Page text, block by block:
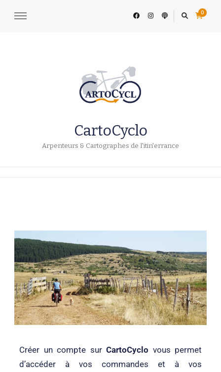
0
CartoCyclo
Arpenteurs & Cartographes de l'itin'errance
Créer un compte sur CartoCyclo vous permet
d’accéder à vos commandes et à vos